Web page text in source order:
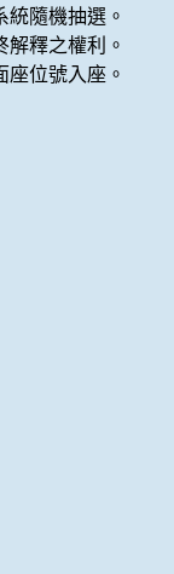
統隨機抽選。
釋之權利。
位號入座。